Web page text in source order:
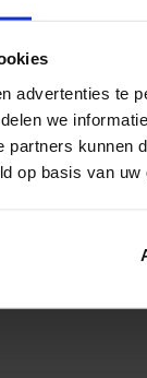
advertenties te
we
partners kunnen
op basis van